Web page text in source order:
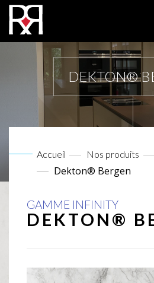
DEKTON®
Accueil Nos produits
Dekton® Bergen
GAMME INFINITY
DEKTON®